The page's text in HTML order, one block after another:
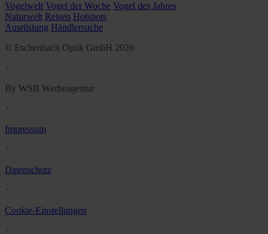
Vogelwelt Vogel der Woche Vogel des Jahres
Naturwelt Reisen Hotspots
Ausrüstung Händlersuche
© Eschenbach Optik GmbH 2026
᛫
By WSB Werbeagentur
᛫
Impressum
᛫
Datenschutz
᛫
Cookie-Einstellungen
᛫